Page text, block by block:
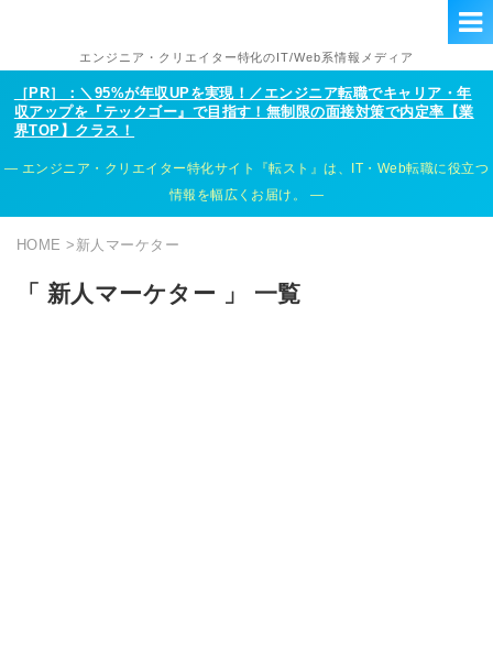
エンジニア・クリエイター特化のIT/Web系情報メディア
［PR］：＼95%が年収UPを実現！／エンジニア転職でキャリア・年
収アップを『テックゴー』で目指す！無制限の面接対策で内定率【業
界TOP】クラス！
エンジニア・クリエイター特化サイト『転スト』は、IT・Web転職に役立つ
情報を幅広くお届け。
HOME > 新人マーケター
「 新人マーケター 」 一覧